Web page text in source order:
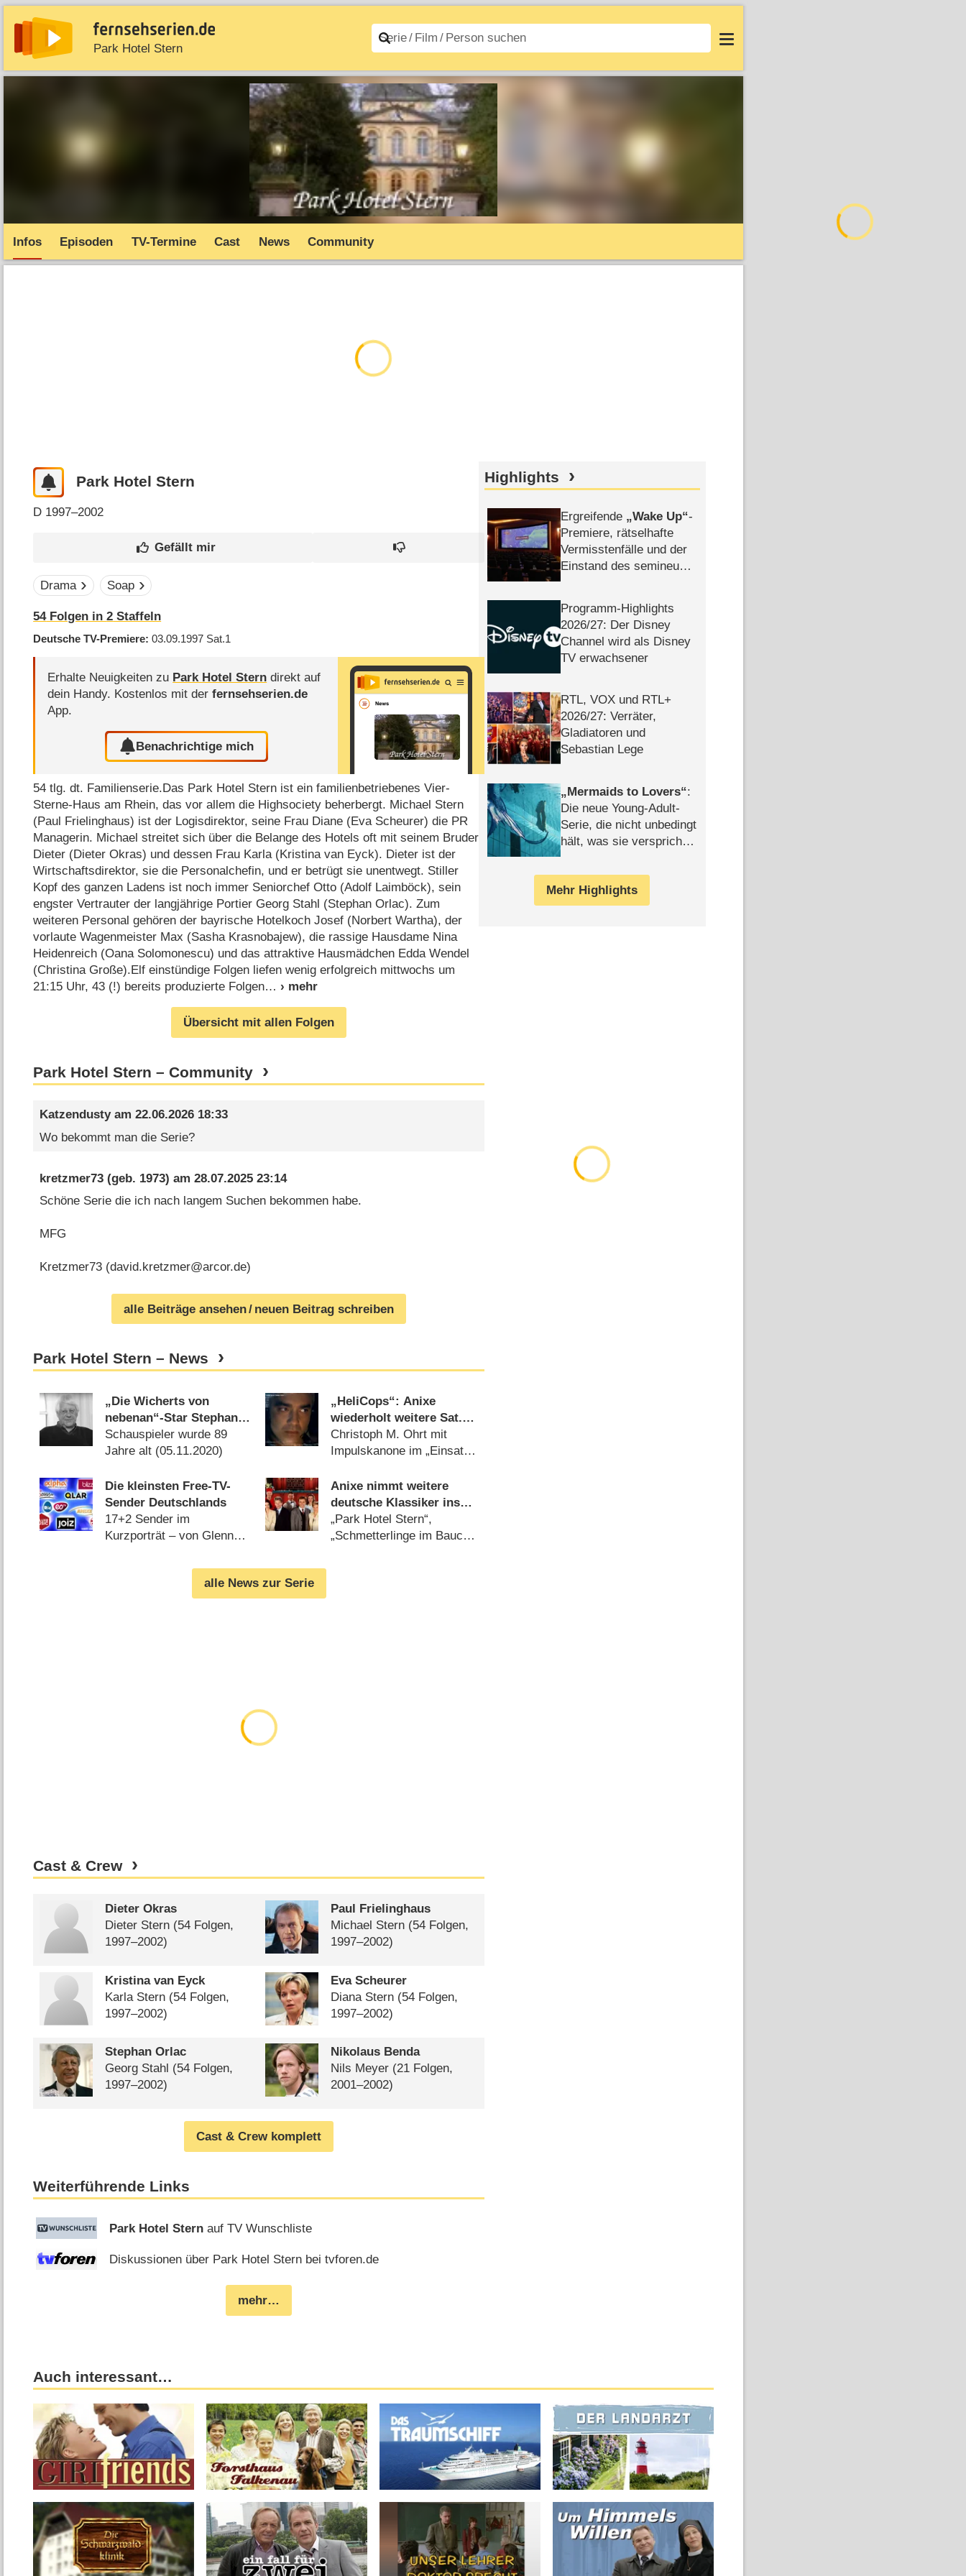
Park Hotel Stern
News Entdecken Streaming Filme A–Z Login
Infos Episoden TV-Termine Cast News Community
Park Hotel Stern
D 1997–2002
Drama Soap
54Folgen in2 Staffeln
Deutsche TV-Premiere 03.09.1997 Sat.1
Erhalte Neuigkeiten zu Park Hotel Stern direkt auf
dein Handy. Kostenlos mit derfernsehserien.de
App.
Benachrichtige mich
54 tlg. dt. Familienserie.Das Park Hotel Stern ist ein familienbetriebenes Vier-
Sterne-Haus am Rhein, das vor allem die Highsociety beherbergt. Michael Stern
(Paul Frielinghaus) ist der Logisdirektor, seine Frau Diane (Eva Scheurer) die PR
Managerin. Michael streitet sich über die Belange des Hotels oft mit seinem Bruder
Dieter (Dieter Okras) und dessen Frau Karla (Kristina van Eyck). Dieter ist der
Wirtschaftsdirektor, sie die Personalchefin, und er betrügt sie unentwegt. Stiller
Kopf des ganzen Ladens ist noch immer Seniorchef Otto (Adolf Laimböck), sein
engster Vertrauter der langjährige Portier Georg Stahl (Stephan Orlac). Zum
weiteren Personal gehören der bayrische Hotelkoch Josef (Norbert Wartha), der
vorlaute Wagenmeister Max (Sasha Krasnobajew), die rassige Hausdame Nina
Heidenreich (Oana Solomonescu) und das attraktive Hausmädchen Edda Wendel
(Christina Große).Elf einstündige Folgen liefen wenig erfolgreich mittwochs um
21:15 Uhr, 43 (!) bereits produzierte Folgen
Übersicht mit allen Folgen
Park Hotel Stern – Community
Katzendustyam 22.06.2026 18:33
Wo bekommt man die Serie?
kretzmer73(geb. 1973) am 28.07.2025 23:14
Schöne Serie die ich nach langem Suchen bekommen habe.
MFG
Kretzmer73 (david.kretzmer@arcor.de)
alle Beiträge ansehen/ neuen Beitrag schreiben
Park Hotel Stern – News
„Die Wicherts von
nebenan“-Star Stephan
Orlac verstorben
Schauspieler wurde 89
Jahre alt (05.11.2020)
„HeliCops“: Anixe
wiederholt weitere Sat.1-
Serie
Christoph M. Ohrt mit
Impulskanone im „Einsatz
Die kleinsten Free-TV-
Sender Deutschlands
17+2 Sender im
Kurzporträt – von Glenn
Anixe nimmt weitere
deutsche Klassiker ins
Programm
„Park Hotel Stern“,
„Schmetterlinge im Bauch“
alle News zur Serie
Cast & Crew
Dieter Okras
Dieter Stern(54 Folgen,
1997⁠–⁠2002)
Paul Frielinghaus
Michael Stern(54 Folgen,
1997⁠–⁠2002)
Kristina van Eyck
Karla Stern(54 Folgen,
1997⁠–⁠2002)
Eva Scheurer
Diana Stern(54 Folgen,
1997⁠–⁠2002)
Stephan Orlac
Georg Stahl (54 Folgen,
1997⁠–⁠2002)
Nikolaus Benda
Nils Meyer(21 Folgen,
2001⁠–⁠2002)
Cast & Crew komplett
Weiterführende Links
Park Hotel Stern auf TV Wunschliste
Diskussionen über Park Hotel Stern bei tvforen.de
mehr…
Highlights
Ergreifende Wake Up -
Premiere, rätselhafte
Vermisstenfälle und der
Einstand des semineuen
Programm-Highlights
2026/​27: Der Disney
Channel wird als Disney
TV erwachsener
RTL, VOX und RTL+
2026/​27: Verräter,
Gladiatoren und
Sebastian Lege
Mermaids to Lovers :
Die neue Young-Adult-
Serie, die nicht unbedingt
hält, was sie verspricht –
Mehr Highlights
Auch interessant…